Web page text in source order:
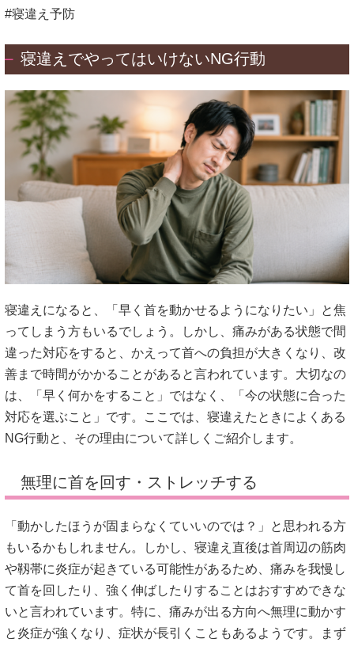
#寝違え予防
寝違えでやってはいけないNG行動
寝違えになると、「早く首を動かせるようになりたい」と焦
ってしまう方もいるでしょう。しかし、痛みがある状態で間
違った対応をすると、かえって首への負担が大きくなり、改
善まで時間がかかることがあると言われています。大切なの
は、「早く何かをすること」ではなく、「今の状態に合った
対応を選ぶこと」です。ここでは、寝違えたときによくある
NG行動と、その理由について詳しくご紹介します。
無理に首を回す・ストレッチする
「動かしたほうが固まらなくていいのでは？」と思われる方
もいるかもしれません。しかし、寝違え直後は首周辺の筋肉
や靱帯に炎症が起きている可能性があるため、痛みを我慢し
て首を回したり、強く伸ばしたりすることはおすすめできな
いと言われています。特に、痛みが出る方向へ無理に動かす
と炎症が強くなり、症状が長引くこともあるようです。まず